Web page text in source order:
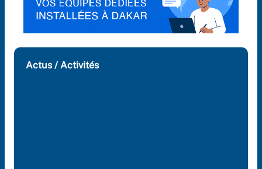
Actus / Activités